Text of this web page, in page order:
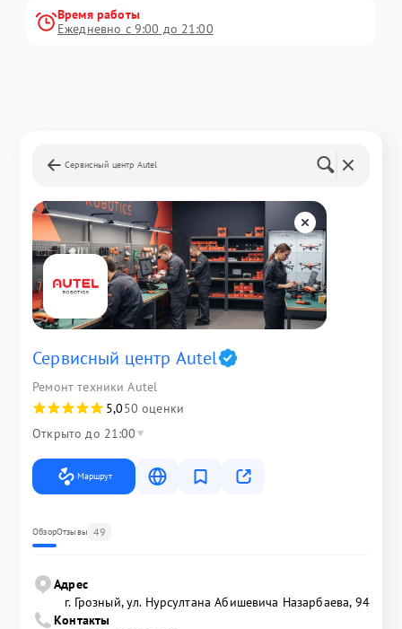
Время работы
Ежедневно с 9:00 до 21:00
Сервисный центр Autel
Сервисный центр Autel
Ремонт техники Autel
5,050 оценки
Открыто до 21:00
Маршрут
ОбзорОтзывы 49
Адрес
г. Грозный, ул. Нурсултана Абишевича Назарбаева, 94
Контакты